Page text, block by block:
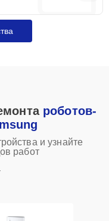
роботов-
и узнайте
работ